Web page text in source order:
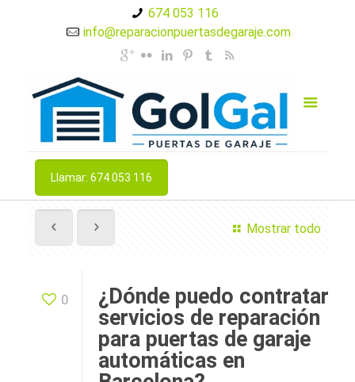
674 053 116
info@reparacionpuertasdegaraje.com
Llamar: 674 053 116
Mostrar todo
0
¿Dónde puedo contratar
servicios de reparación
para puertas de garaje
automáticas en